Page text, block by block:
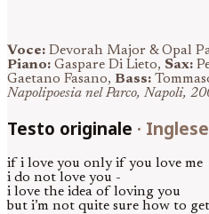
Voce: Devorah Major & Opal
Piano: Gaspare Di Lieto, Sax:
Gaetano Fasano, Bass:
Napolipoesia nel Parco, Napoli,
Testo originale · Inglese
if i love you only if you love me
i do not love you -
i love the idea of loving you
but i’m not quite sure how to